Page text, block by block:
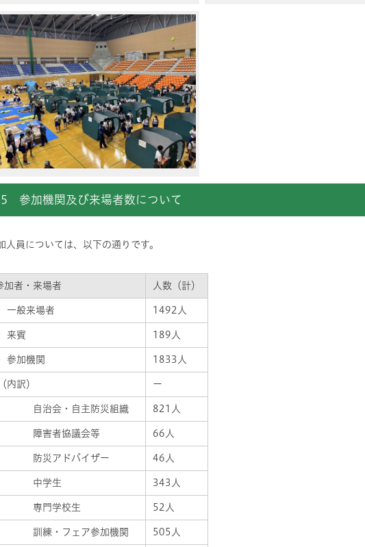
5 参加機関及び来場者数について
人員については、以下の通りです。
加者・来場者 人数（計）
一般来場者 1492人
来賓 189人
参加機関 1833人
（内訳） ー
自治会・自主防災組織 821人
障害者協議会等 66人
防災アドバイザー 46人
中学生 343人
専門学校生 52人
訓練・フェア参加機関 505人